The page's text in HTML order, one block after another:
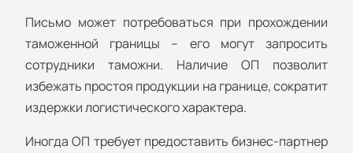
Письмо может потребоваться при прохождении
таможенной границы – его могут запросить
сотрудники таможни. Наличие ОП позволит
избежать простоя продукции на границе, сократит
издержки логистического характера.
Иногда ОП требует предоставить бизнес-партнер